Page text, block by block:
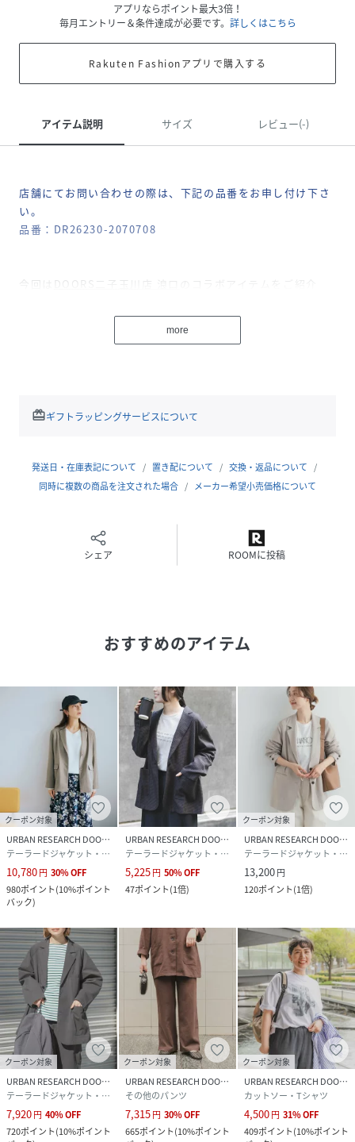
アプリならポイント最大3倍！
毎月エントリー＆条件達成が必要です。 詳しくはこちら
Rakuten Fashionアプリで購入する
アイテム説明 サイズ レビュー(-)
店舗にてお問い合わせの際は、下記の品番をお申し付け下さ
い。
品番：DR26230-2070708
今回は DOORS二子玉川店 浪口 のコラボアイテムをご紹介
軽やかに羽織れる清涼感のあるテーラードジャケットです。
薄手のラミー混生地を使用し、ナチュラルで涼やかな風合い
袖はやや長めに設定しており、まくることでバランスの取り
タイルも楽しめる一着。
きちんと感がありながらも、かっちりしすぎない抜け感のあ
※商品画像は、光の当たり具合やパソコンなどの閲覧環境に
ご了承ください。
※商品の色味の目安は、商品単体の画像をご参照ください。
▼お気に入り登録のおすすめ▼
お気に入り登録された商品は、マイページにて現在の価格情
報や在庫状況の確認が可能です。
お買い物リストの管理にぜひご利用ください。
素材感
透け感 : ややあり(NATURALのみ)
裏地 : なし
光沢 : なし
ポケット : あり
性別タイプ レディース
原産国 中国
素材 再生繊維(セルロース)60%,ラミー40%
サイズ Free
more
redeemギフトラッピングサービスについて
発送日・在庫表記について 置き配について
交換・返品について
同時に複数の商品を注文された場合
メーカー希望小売価格について
シェア ROOMに投稿
おすすめのアイテム
クーポン対象
URBAN RESEARCH DOORS
テーラードジャケット・ブレザー
10,780円 30%OFF
980ポイント(10%ポイント
バック)
URBAN RESEARCH DOORS
テーラードジャケット・ブレザー
5,225円 50%OFF
47ポイント(1倍)
クーポン対象
URBAN RESEARCH DOORS
テーラードジャケット・ブレザー
13,200円
120ポイント(1倍)
クーポン対象
URBAN RESEARCH DOORS
テーラードジャケット・ブレザー
7,920円 40%OFF
720ポイント(10%ポイント
クーポン対象
URBAN RESEARCH DOORS
その他のパンツ
7,315円 30%OFF
665ポイント(10%ポイント
クーポン対象
URBAN RESEARCH DOORS
カットソー・Tシャツ
4,500円 31%OFF
409ポイント(10%ポイント